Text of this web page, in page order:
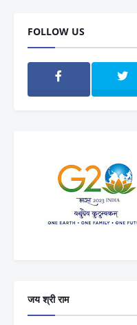
FOLLOW US
जय श्री राम